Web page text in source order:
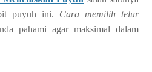
puyuh ini. Cara memilih telur
pahami agar maksimal dalam